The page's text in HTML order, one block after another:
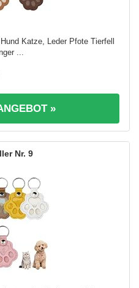
Katze, Leder Pfote Tierfell
...
»
9